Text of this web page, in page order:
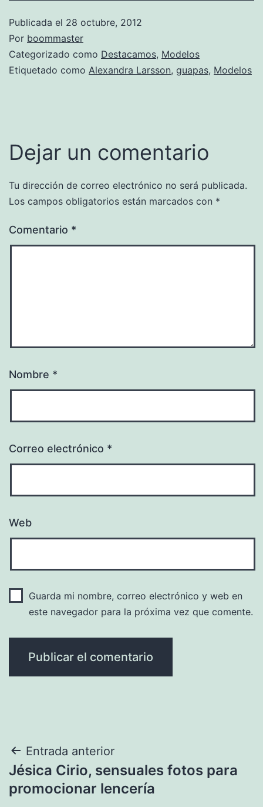
Publicada el 28 octubre, 2012
Por boommaster
Categorizado como Destacamos, Modelos
Etiquetado como Alexandra Larsson, guapas, Modelos
Dejar un comentario
Tu dirección de correo electrónico no será publicada.
Los campos obligatorios están marcados con *
Comentario *
Nombre *
Correo electrónico *
Web
Guarda mi nombre, correo electrónico y web en
este navegador para la próxima vez que comente.
Navegación
de
Entrada anterior
Jésica Cirio, sensuales fotos para
promocionar lencería